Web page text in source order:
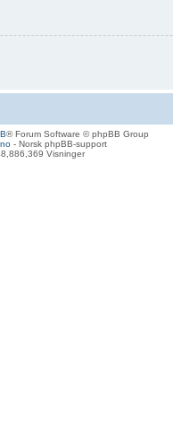
® Forum Software © phpBB Group
- Norsk phpBB-support
Visninger